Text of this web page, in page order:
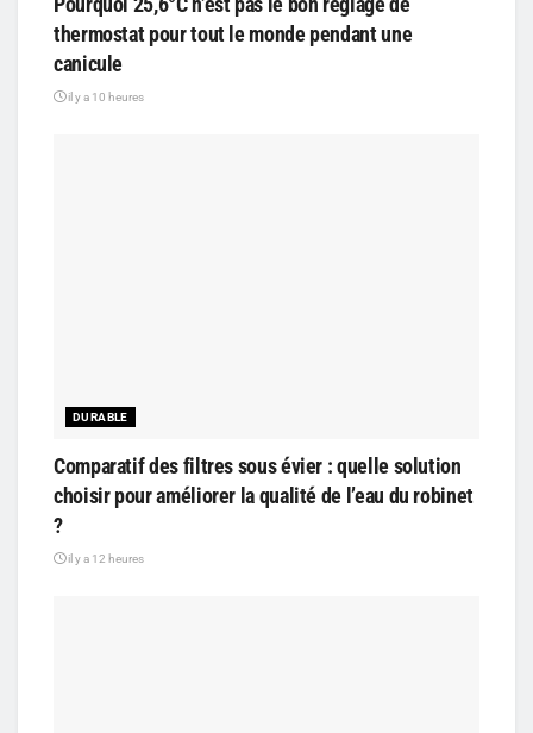
thermostat pour tout le monde pendant une
canicule
il y a 10 heures
DURABLE
Comparatif des filtres sous évier : quelle solution
choisir pour améliorer la qualité de l’eau du robinet
?
il y a 12 heures